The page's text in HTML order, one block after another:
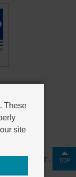
TOP
保護されます。
These
site